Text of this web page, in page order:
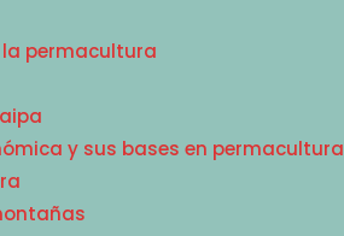
permacultura
y sus bases en permacultura